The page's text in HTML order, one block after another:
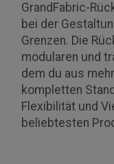
GrandFabric-
bei der
Grenzen. Die
modularen und
dem du aus
kompletten
Flexibilität und
beliebtesten